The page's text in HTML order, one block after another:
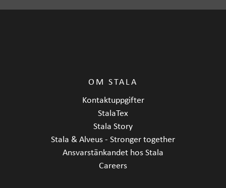
OM STALA
Kontaktuppgifter
StalaTex
Stala Story
Stala & Alveus - Stronger together
Ansvarstänkandet hos Stala
Careers